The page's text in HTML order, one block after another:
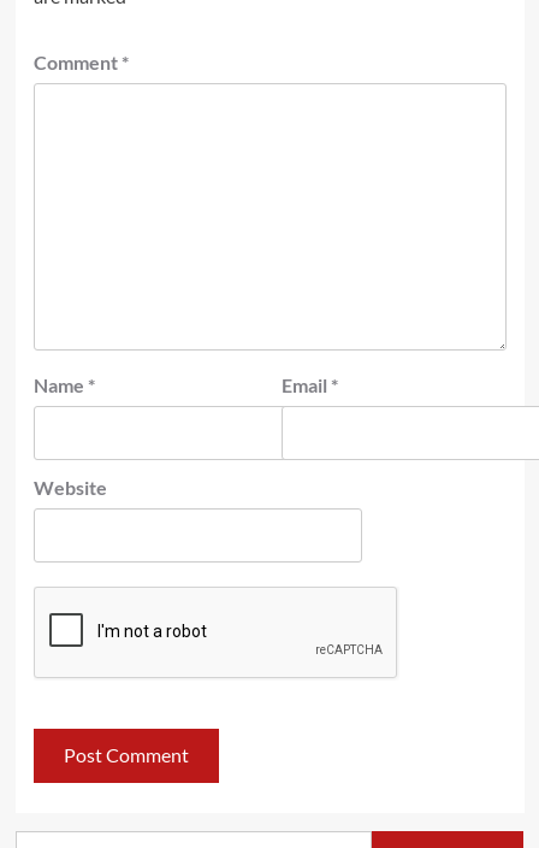
Comment *
Name * Email *
Website